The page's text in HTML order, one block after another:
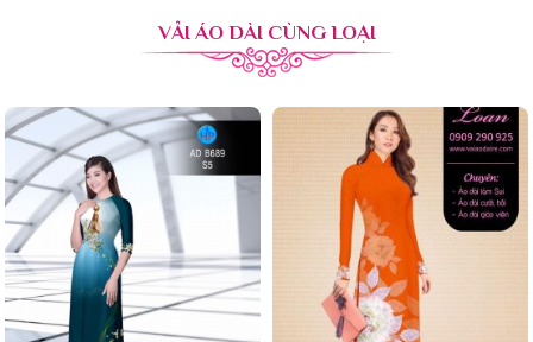
VẢI ÁO DÀI CÙNG LOẠI